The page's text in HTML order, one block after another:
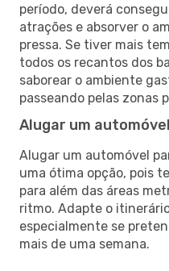
período, deverá
atrações e absorver o
pressa. Se tiver mais
todos os recantos dos
saborear o ambiente
passeando pelas zonas
Alugar um
Alugar um automóvel
uma ótima opção, pois
para além das áreas
ritmo. Adapte o
especialmente se
mais de uma semana.